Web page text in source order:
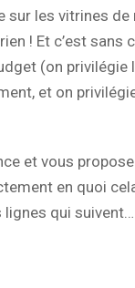
les vitrines
! Et c’est
(on
et on
et vous
en quoi
lignes qui suivent…